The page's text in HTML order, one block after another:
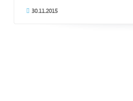
30.11.2015